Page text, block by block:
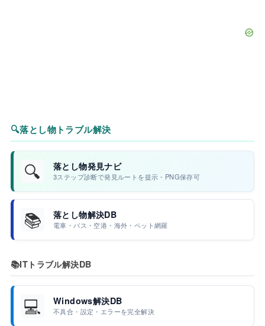
🔍落とし物トラブル解決
🔍 落とし物発見ナビ
3ステップ診断で発見ルートを提示・PNG保存可
📚 落とし物解決DB
電車・バス・空港・海外・ペット網羅
📚ITトラブル解決DB
💻 Windows解決DB
不具合・設定・エラーを完全解決